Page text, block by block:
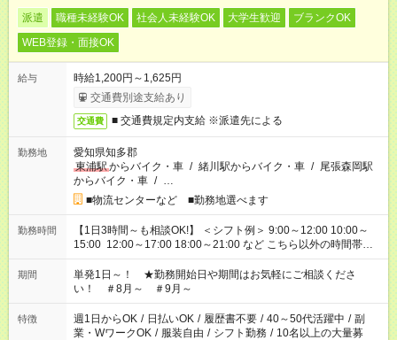
派遣 職種未経験OK 社会人未経験OK 大学生歓迎
ブランクOK
WEB登録・面接OK
給与
時給1,200円～1,625円
交通費別途支給あり
交通費 ■ 交通費規定内支給 ※派遣先による
勤務地
愛知県知多郡
東浦駅からバイク・車 / 緒川駅からバイク・車 / 尾張森岡駅
からバイク・車 / …
■物流センターなど ■勤務地選べます
勤務時間
【1日3時間～も相談OK!】 ＜シフト例＞ 9:00～12:00 10:00～
15:00 12:00～17:00 18:00～21:00 など こちら以外の時間帯も
お気軽にご相談ください！
期間
単発1日～！ ★勤務開始日や期間はお気軽にご相談くださ
い！ ＃8月～ ＃9月～
特徴 週1日からOK / 日払いOK / 履歴書不要 / 40～50代活躍中 / 副
業・WワークOK / 服装自由 / シフト勤務 / 10名以上の大量募